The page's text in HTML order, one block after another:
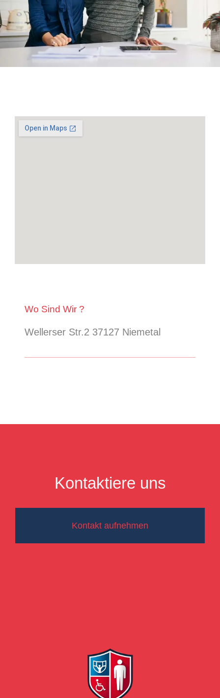
Wo Sind Wir ?
Wellerser Str.2 37127 Niemetal
Kontaktiere uns
Kontakt aufnehmen